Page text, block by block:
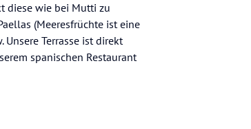
diese wie bei Mutti zu
(Meeresfrüchte ist eine
Unsere Terrasse ist direkt
spanischen Restaurant